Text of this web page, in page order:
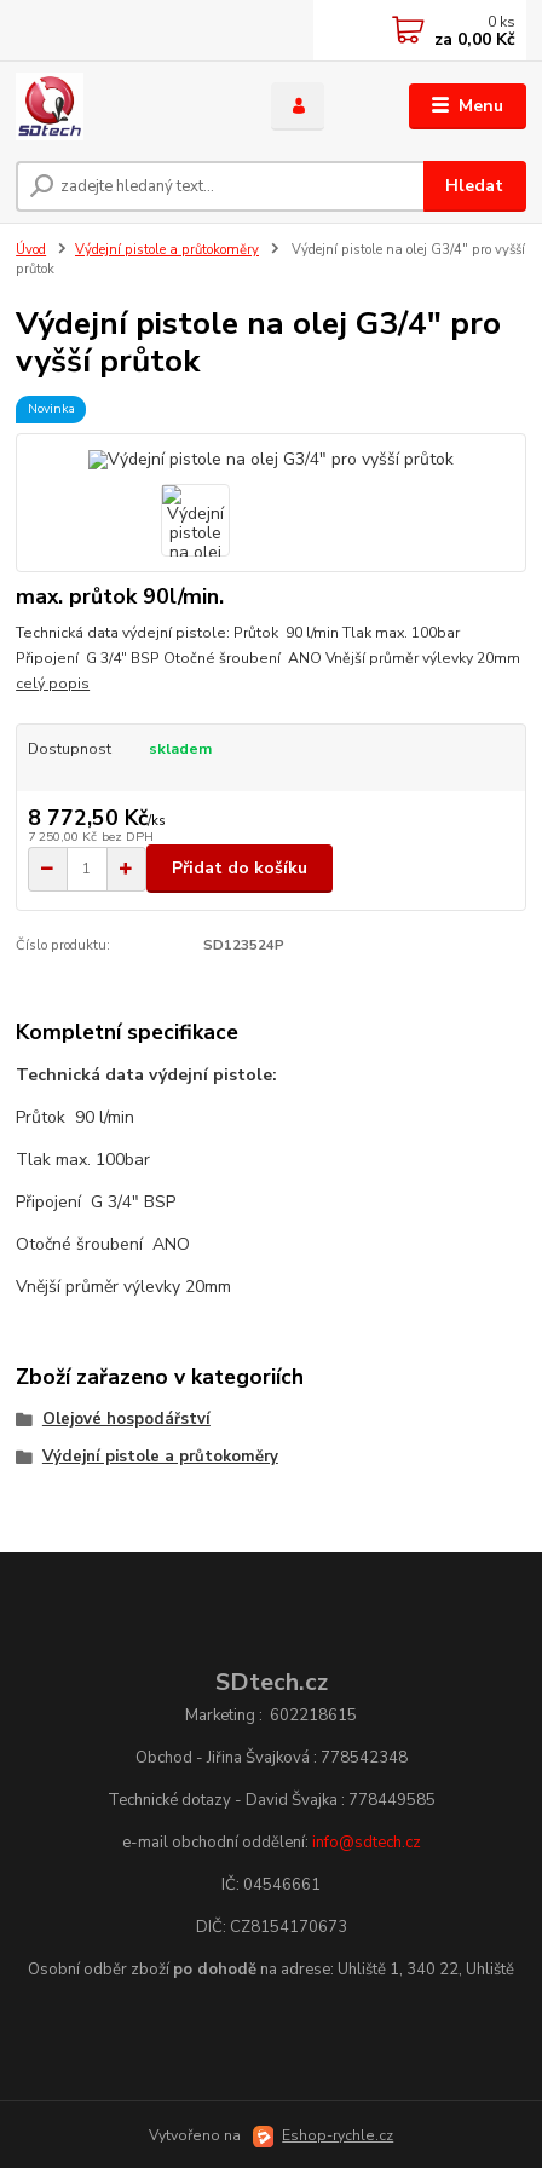
Menu
Hledat
0 ks
za 0,00 Kč
Úvod Výdejní pistole a průtokoměry
Výdejní pistole na olej G3/4" pro vyšší
průtok
Výdejní pistole na olej G3/4" pro
vyšší průtok
Novinka
max. průtok 90l/min.
Technická data výdejní pistole: Průtok 90 l/min Tlak max. 100bar
Připojení G 3/4" BSP Otočné šroubení ANO Vnější průměr výlevky 20mm
celý popis
Dostupnost skladem
8 772,50 Kč/ks
7 250,00 Kč bez DPH
Přidat do košíku
Číslo produktu: SD123524P
Kompletní specifikace
Technická data výdejní pistole:
Průtok 90 l/min
Tlak max. 100bar
Připojení G 3/4" BSP
Otočné šroubení ANO
Vnější průměr výlevky 20mm
Zboží zařazeno v kategoriích
Olejové hospodářství
Výdejní pistole a průtokoměry
SDtech.cz
Marketing : 602218615
Obchod - Jiřina Švajková : 778542348
Technické dotazy - David Švajka : 778449585
e-mail obchodní oddělení: info@sdtech.cz
IČ: 04546661
DIČ: CZ8154170673
Osobní odběr zboží po dohodě na adrese: Uhliště 1, 340 22, Uhliště
Vytvořeno na Eshop-rychle.cz